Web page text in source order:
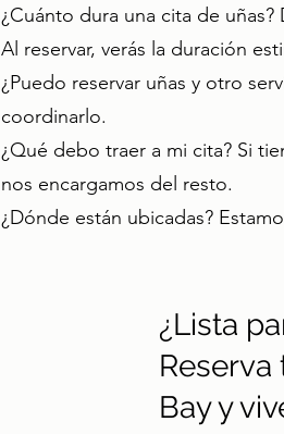
¿Cuánto dura una cita de
Al reservar, verás la duración
¿Puedo reservar uñas y otro
coordinarlo.
¿Qué debo traer a mi cita? Si
nos encargamos del resto.
¿Dónde están ubicadas?
¿Lista
Bay y